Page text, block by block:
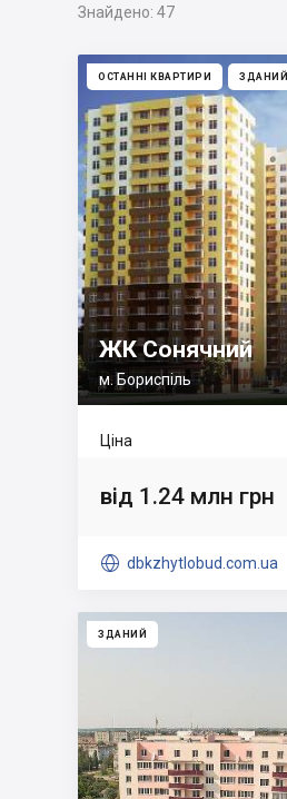
Знайдено: 47
ОСТАННІ КВАРТИРИ ЗДАНИЙ
ЖК Сонячний
м. Бориспіль
Ціна
від 1.24 млн грн
 dbkzhytlobud.com.ua
ЗДАНИЙ